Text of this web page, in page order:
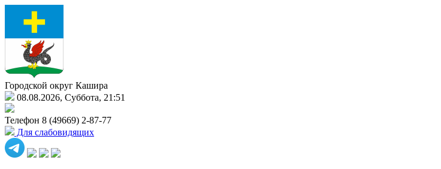
Городской округ Кашира
08.08.2026, Суббота, 21:51
Телефон 8 (49669) 2-87-77
Для слабовидящих